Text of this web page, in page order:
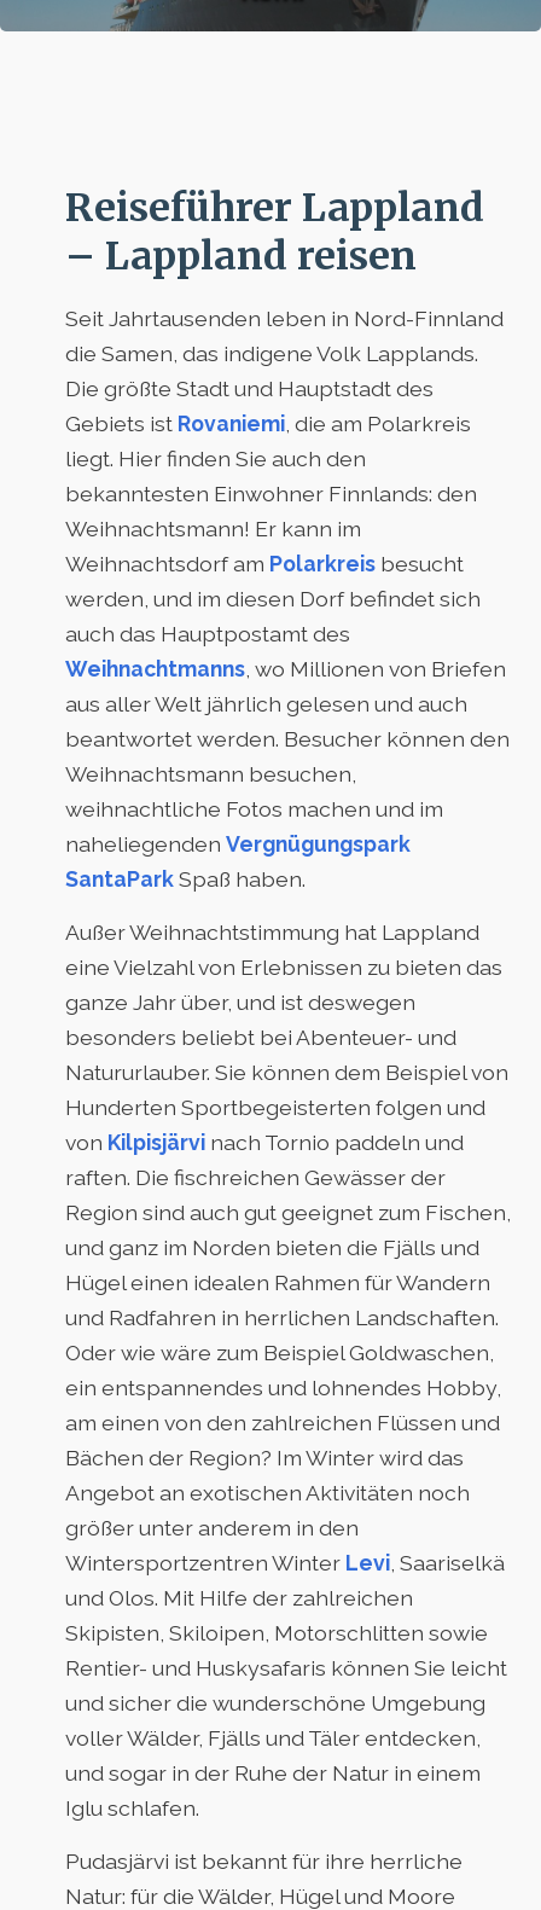
Reiseführer Lappland
– Lappland reisen
Seit Jahrtausenden leben in Nord-Finnland
die Samen, das indigene Volk Lapplands.
Die größte Stadt und Hauptstadt des
Gebiets ist Rovaniemi , die am Polarkreis
liegt. Hier finden Sie auch den
bekanntesten Einwohner Finnlands: den
Weihnachtsmann! Er kann im
Weihnachtsdorf am Polarkreis besucht
werden, und im diesen Dorf befindet sich
auch das Hauptpostamt des
Weihnachtmanns , wo Millionen von Briefen
aus aller Welt jährlich gelesen und auch
beantwortet werden. Besucher können den
Weihnachtsmann besuchen,
weihnachtliche Fotos machen und im
naheliegenden Vergnügungspark
SantaParkSpaß haben.
Außer Weihnachtstimmung hat Lappland
eine Vielzahl von Erlebnissen zu bieten das
ganze Jahr über, und ist deswegen
besonders beliebt bei Abenteuer- und
Natururlauber. Sie können dem Beispiel von
Hunderten Sportbegeisterten folgen und
von Kilpisjärvi nach Tornio paddeln und
raften. Die fischreichen Gewässer der
Region sind auch gut geeignet zum Fischen,
und ganz im Norden bieten die Fjälls und
Hügel einen idealen Rahmen für Wandern
und Radfahren in herrlichen Landschaften.
Oder wie wäre zum Beispiel Goldwaschen,
ein entspannendes und lohnendes Hobby,
am einen von den zahlreichen Flüssen und
Bächen der Region? Im Winter wird das
Angebot an exotischen Aktivitäten noch
größer unter anderem in den
Wintersportzentren Winter Levi , Saariselkä
und Olos. Mit Hilfe der zahlreichen
Skipisten, Skiloipen, Motorschlitten sowie
Rentier- und Huskysafaris können Sie leicht
und sicher die wunderschöne Umgebung
voller Wälder, Fjälls und Täler entdecken,
und sogar in der Ruhe der Natur in einem
Iglu schlafen.
Pudasjärvi ist bekannt für ihre herrliche
Natur: für die Wälder, Hügel und Moore